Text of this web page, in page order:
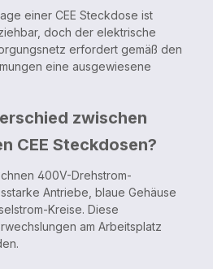
einer CEE Steckdose ist
doch der elektrische
erfordert gemäß den
eine ausgewiesene
zwischen
CEE Steckdosen?
400V-Drehstrom-
Antriebe, blaue Gehäuse
Kreise. Diese
am Arbeitsplatz